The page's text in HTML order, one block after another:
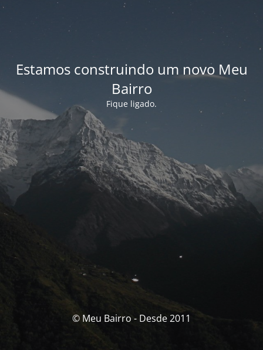
Estamos construindo um novo Meu
Bairro
Fique ligado.
© Meu Bairro - Desde 2011